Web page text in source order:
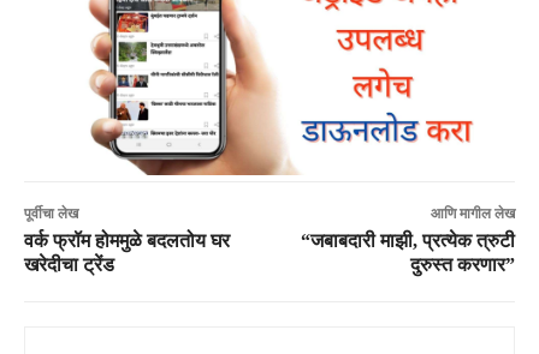
पूर्वीचा लेख
वर्क फ्रॉम होममुळे बदलतोय घर
खरेदीचा ट्रेंड
आणि मागील लेख
“जबाबदारी माझी, प्रत्येक त्रुटी
दुरुस्त करणार”